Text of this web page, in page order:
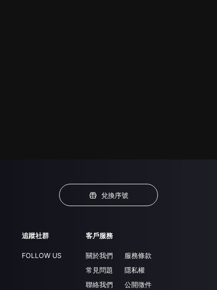
兌換序號
追蹤社群
FOLLOW US
客戶服務
關於我們
常見問題
聯絡我們
服務條款
隱私權
公開徵件